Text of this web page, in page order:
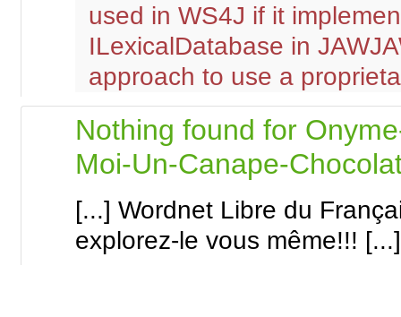
used in WS4J if it
ILexicalDatabase in
approach to use a
Nothing found for
Moi-Un-Canape-
[...] Wordnet Libre du
explorez-le vous même!!! [...]